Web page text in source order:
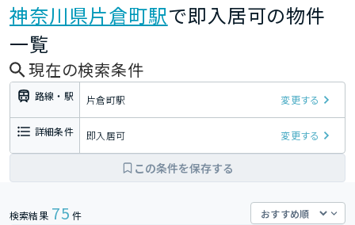
神奈川県片倉町駅で即入居可の物件
一覧
現在の検索条件
路線・駅 片倉町駅 変更する
詳細条件 即入居可 変更する
この条件を保存する
検索結果 75 件